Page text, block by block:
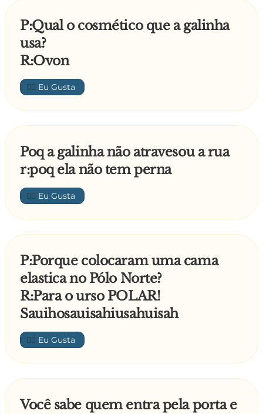
P:Qual o cosmético que a galinha
usa?
R:Ovon
👍🏼
Poq a galinha não atravesou a rua
r:poq ela não tem perna
👍🏼
P:Porque colocaram uma cama
elastica no Pólo Norte?
R:Para o urso POLAR!
Sauihosauisahiusahuisah
👍🏼
Você sabe quem entra pela porta e